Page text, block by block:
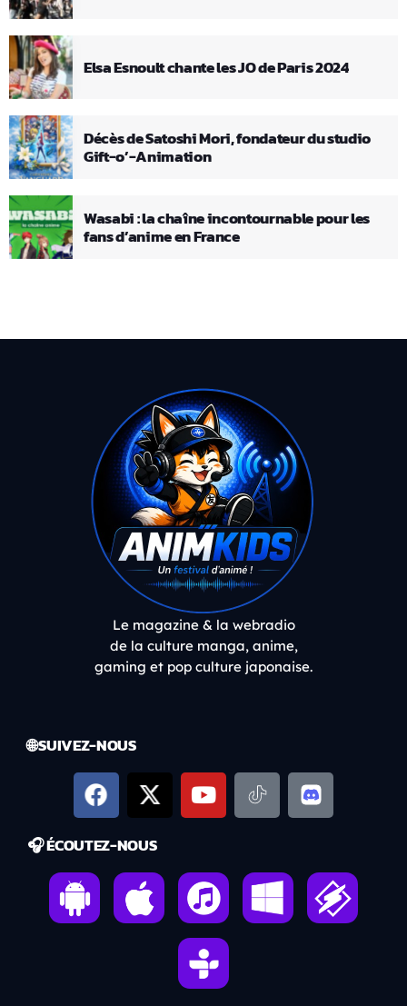
Elsa Esnoult chante les JO de Paris 2024
Décès de Satoshi Mori, fondateur du studio
Gift-o’-Animation
Wasabi : la chaîne incontournable pour les
fans d’anime en France
Le magazine & la webradio
de la culture manga, anime,
gaming et pop culture japonaise.
🌐 SUIVEZ-NOUS
🎧 ÉCOUTEZ-NOUS